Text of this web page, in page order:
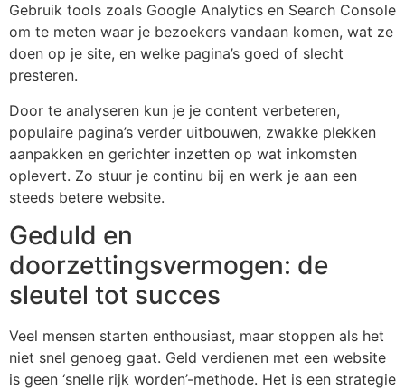
Gebruik tools zoals Google Analytics en Search Console
om te meten waar je bezoekers vandaan komen, wat ze
doen op je site, en welke pagina’s goed of slecht
presteren.
Door te analyseren kun je je content verbeteren,
populaire pagina’s verder uitbouwen, zwakke plekken
aanpakken en gerichter inzetten op wat inkomsten
oplevert. Zo stuur je continu bij en werk je aan een
steeds betere website.
Geduld en
doorzettingsvermogen: de
sleutel tot succes
Veel mensen starten enthousiast, maar stoppen als het
niet snel genoeg gaat. Geld verdienen met een website
is geen ‘snelle rijk worden’-methode. Het is een strategie